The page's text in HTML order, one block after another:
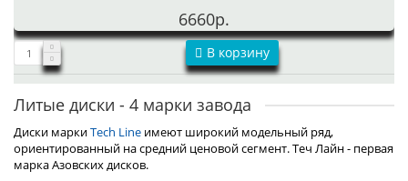
6660р.
В корзину
Литые диски - 4 марки завода
Диски маркиTech Line имеют широкий модельный ряд,
ориентированный на средний ценовой сегмент. Теч Лайн - первая
марка Азовских дисков.